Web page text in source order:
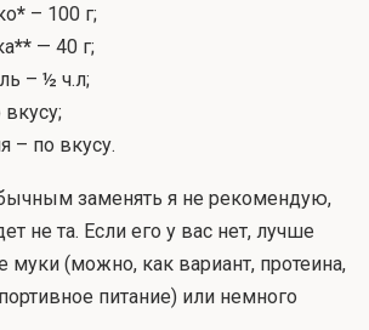
* – 100 г;
** — 40 г;
– ½ ч.л;
– по вкусу.
заменять я не рекомендую,
не та. Если его у вас нет, лучше
муки (можно, как вариант, протеина,
питание) или немного